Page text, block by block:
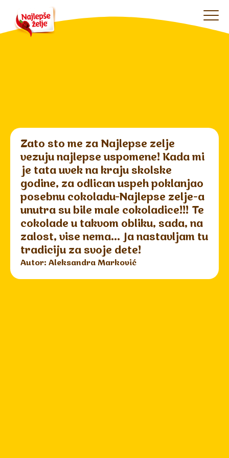
Zato sto me za Najlepse zelje
vezuju najlepse uspomene! Kada mi
je tata uvek na kraju skolske
godine, za odlican uspeh poklanjao
posebnu cokoladu-Najlepse zelje-a
unutra su bile male cokoladice!!! Te
cokolade u takvom obliku, sada, na
zalost, vise nema... Ja nastavljam tu
tradiciju za svoje dete!
Autor: Aleksandra Marković